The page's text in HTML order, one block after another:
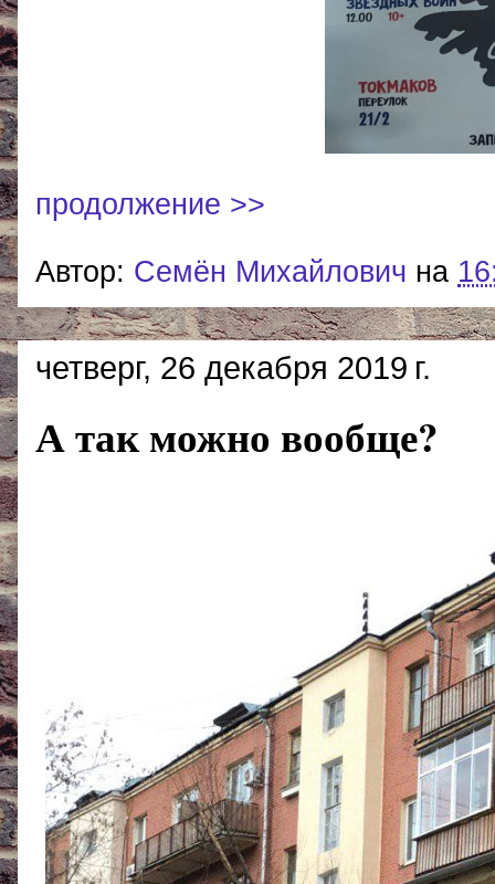
продолжение >>
Автор: Cемён Михайлович на
четверг, 26 декабря 2019 г.
А так можно вообще?